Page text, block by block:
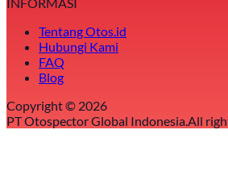
INFORMASI
Tentang Otos.id
Hubungi Kami
FAQ
Blog
Copyright © 2026
PT Otospector Global Indonesia.All